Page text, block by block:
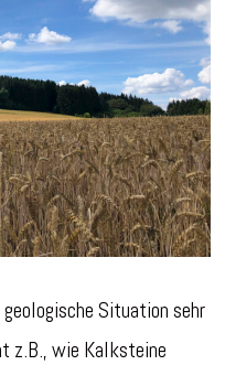
Situation sehr
z.B., wie Kalksteine